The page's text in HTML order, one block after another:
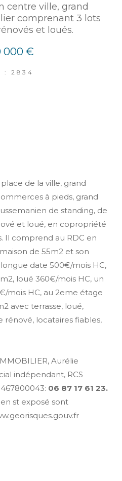
centre ville, grand
comprenant 3 lots
et loués.
000 €
: 2834
de la ville, grand
à pieds, grand
de standing, de
et loué, en copropriété
Il comprend au RDC en
de 55m2 et son
date 500€/mois HC,
loué 360€/mois HC, un
mois HC, au 2eme étage
avec terrasse, loué,
rénové, locataires fiables,
Aurélie
indépendant, RCS
06 87 17 61 23.
st exposé sont